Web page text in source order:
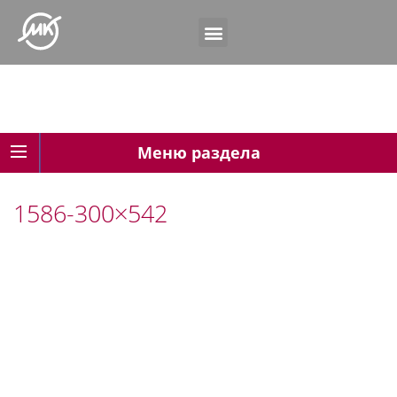
Меню раздела
1586-300×542